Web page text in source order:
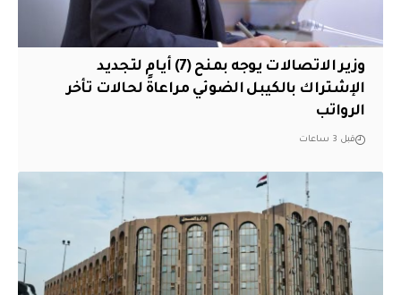
وزير الاتصالات يوجه بمنح (7) أيام لتجديد
الإشتراك بالكيبل الضوئي مراعاةً لحالات تأخر
الرواتب
قبل 3 ساعات